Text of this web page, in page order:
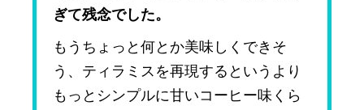
ぎて残念でした。
もうちょっと何とか美味しくできそ
う、ティラミスを再現するというより
もっとシンプルに甘いコーヒー味くら